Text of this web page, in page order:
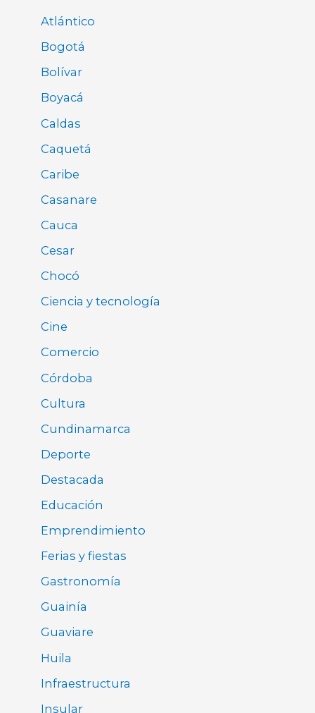
Atlántico
Bogotá
Bolívar
Boyacá
Caldas
Caquetá
Caribe
Casanare
Cauca
Cesar
Chocó
Ciencia y tecnología
Cine
Comercio
Córdoba
Cultura
Cundinamarca
Deporte
Destacada
Educación
Emprendimiento
Ferias y fiestas
Gastronomía
Guainía
Guaviare
Huila
Infraestructura
Insular